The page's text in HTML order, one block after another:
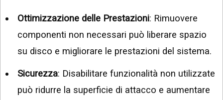
Ottimizzazione delle Prestazioni: Rimuovere
componenti non necessari può liberare spazio
su disco e migliorare le prestazioni del sistema.
Sicurezza: Disabilitare funzionalità non utilizzate
può ridurre la superficie di attacco e aumentare